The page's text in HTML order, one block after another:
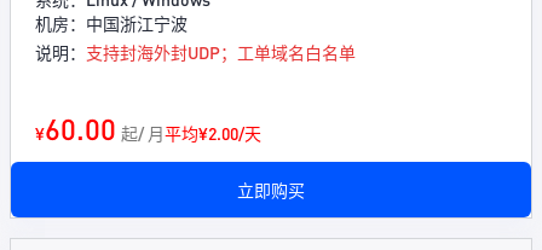
机房：中国浙江宁波
说明： 支持封海外封UDP；工单域名白名单
¥60.00 起/ 月平均¥2.00/天
立即购买